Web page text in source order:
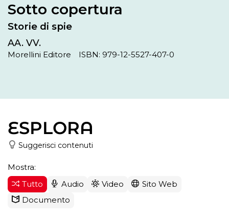
Sotto copertura
Storie di spie
AA. VV.
Morellini Editore ISBN: 979-12-5527-407-0
ESPLORA
Suggerisci contenuti
Mostra:
Tutto
Audio Video
Sito Web
Documento